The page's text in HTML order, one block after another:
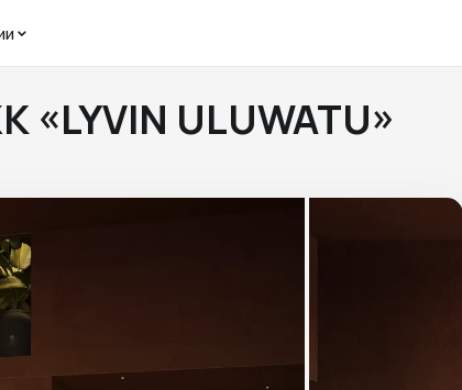
«LYVIN ULUWATU»